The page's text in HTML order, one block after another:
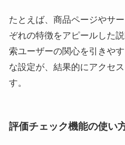
たとえば、商品ページやサ
ぞれの特徴をアピールした
索ユーザーの関心を引きや
な設定が、結果的にアクセ
す。
評価チェック機能の使い